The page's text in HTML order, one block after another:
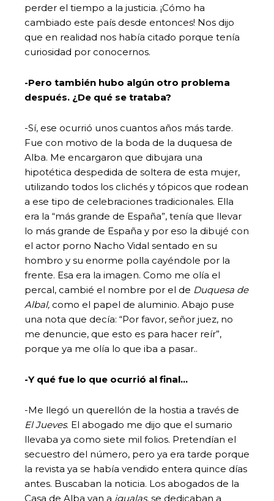
perder el tiempo a la justicia. ¡Cómo ha
cambiado este país desde entonces! Nos dijo
que en realidad nos había citado porque tenía
curiosidad por conocernos.
-Pero también hubo algún otro problema
después. ¿De qué se trataba?
-Sí, ese ocurrió unos cuantos años más tarde.
Fue con motivo de la boda de la duquesa de
Alba. Me encargaron que dibujara una
hipotética despedida de soltera de esta mujer,
utilizando todos los clichés y tópicos que rodean
a ese tipo de celebraciones tradicionales. Ella
era la “más grande de España”, tenía que llevar
lo más grande de España y por eso la dibujé con
el actor porno Nacho Vidal sentado en su
hombro y su enorme polla cayéndole por la
frente. Esa era la imagen. Como me olía el
percal, cambié el nombre por el de Duquesa de
Albal, como el papel de aluminio. Abajo puse
una nota que decía: “Por favor, señor juez, no
me denuncie, que esto es para hacer reír”,
porque ya me olía lo que iba a pasar..
-Y qué fue lo que ocurrió al final…
-Me llegó un querellón de la hostia a través de
El Jueves. El abogado me dijo que el sumario
llevaba ya como siete mil folios. Pretendían el
secuestro del número, pero ya era tarde porque
la revista ya se había vendido entera quince días
antes. Buscaban la noticia. Los abogados de la
Casa de Alba van a igualas, se dedicaban a